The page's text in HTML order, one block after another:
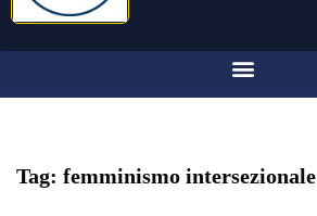
Tag: femminismo intersezionale